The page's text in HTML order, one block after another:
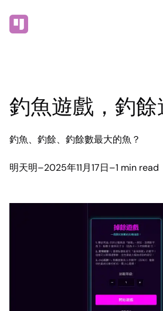
釣魚遊戲，釣餘
釣魚、釣餘、釣餘數最大的魚？
明天明–2025年11月17日–1 min read